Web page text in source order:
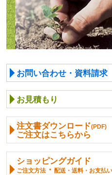
お問い合わせ・資料請求
お見積もり
注文書ダウンロード(PDF)
ご注文はこちらから
ショッピングガイド
ご注文方法 ・配送・送料・お支払い